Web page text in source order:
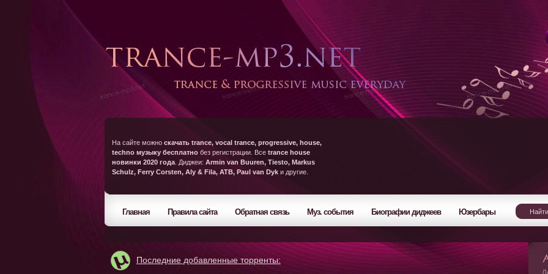
На сайте можно скачать trance, vocal trance, progressive, house,
techno музыку бесплатно без регистрации. Все trance house
новинки 2020 года . Диджеи: Armin van Buuren, Tiesto, Markus
Schulz, Ferry Corsten, Aly & Fila, ATB, Paul van Dyk и другие.
Главная Правила сайта Обратная связь Муз. события Биографии диджеев Юзербары
Последние добавленные торренты: